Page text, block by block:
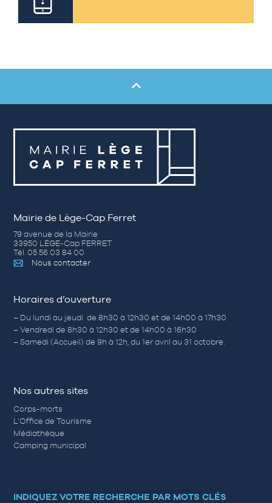
Mairie de Lège-Cap Ferret
79 avenue de la Mairie
33950 LÈGE-Cap FERRET
Tél. 05 56 03 84 00
Nous contacter
Horaires d’ouverture
– Du lundi au jeudi de 8h30 à 12h30 et de 14h00 à 17h30
– Vendredi de 8h30 à 12h30 et de 14h00 à 16h30
– Samedi (Accueil) de 9h à 12h, du 1er avril au 31 octobre.
Nos autres sites
Corps-morts
L’Office de Tourisme
Médiathèque
Camping municipal
INDIQUEZ VOTRE RECHERCHE PAR MOTS CLÉS